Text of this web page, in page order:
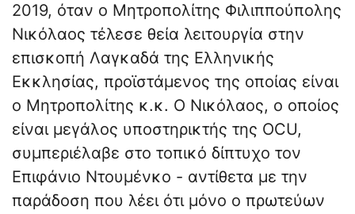
2019, όταν ο Μητροπολίτης Φιλιππούπολης
Νικόλαος τέλεσε θεία λειτουργία στην
επισκοπή Λαγκαδά της Ελληνικής
Εκκλησίας, προϊστάμενος της οποίας είναι
ο Μητροπολίτης κ.κ. Ο Νικόλαος, ο οποίος
είναι μεγάλος υποστηρικτής της OCU,
συμπεριέλαβε στο τοπικό δίπτυχο τον
Επιφάνιο Ντουμένκo - αντίθετα με την
παράδοση που λέει ότι μόνο ο πρωτεύων